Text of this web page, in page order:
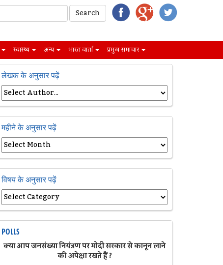
स्वास्थ्य अन्य भारत वार्ता प्रमुख समाचार
लेखक के अनुसार पढ़ें
महीने के अनुसार पढ़ें
विषय के अनुसार पढ़ें
POLLS
क्या आप जनसंख्या नियंत्रण पर मोदी सरकार से कानून लाने
की अपेक्षा रखते हैं ?